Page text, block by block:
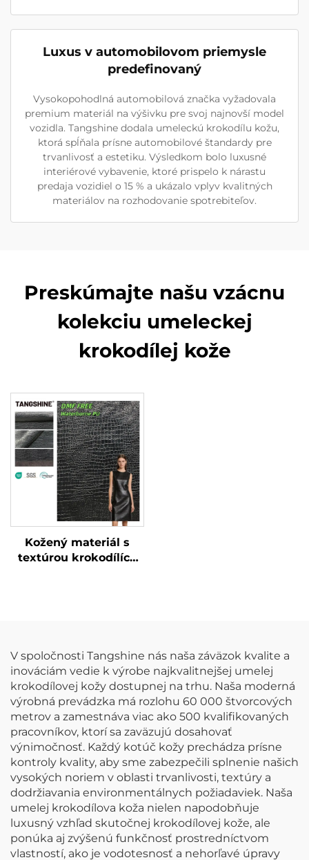
Luxus v automobilovom priemysle
predefinovaný
Vysokopohodlná automobilová značka vyžadovala
premium materiál na výšivku pre svoj najnovší model
vozidla. Tangshine dodala umeleckú krokodílu kožu,
ktorá spĺňala prísne automobilové štandardy pre
trvanlivosť a estetiku. Výsledkom bolo luxusné
interiérové vybavenie, ktoré prispelo k nárastu
predaja vozidiel o 15 % a ukázalo vplyv kvalitných
materiálov na rozhodovanie spotrebiteľov.
Preskúmajte našu vzácnu
kolekciu umeleckej
krokodílej kože
Kožený materiál s
textúrou krokodílích
V spoločnosti Tangshine nás naša záväzok kvalite a
inováciám vedie k výrobe najkvalitnejšej umelej
krokodílovej kožy dostupnej na trhu. Naša moderná
výrobná prevádzka má rozlohu 60 000 štvorcových
metrov a zamestnáva viac ako 500 kvalifikovaných
pracovníkov, ktorí sa zaväzujú dosahovať
výnimočnosť. Každý kotúč kožy prechádza prísne
kontroly kvality, aby sme zabezpečili splnenie našich
vysokých noriem v oblasti trvanlivosti, textúry a
dodržiavania environmentálnych požiadaviek. Naša
umelej krokodílova koža nielen napodobňuje
luxusný vzhľad skutočnej krokodílovej kože, ale
ponúka aj zvýšenú funkčnosť prostredníctvom
vlastností, ako je vodotesnosť a nehorľavé úpravy